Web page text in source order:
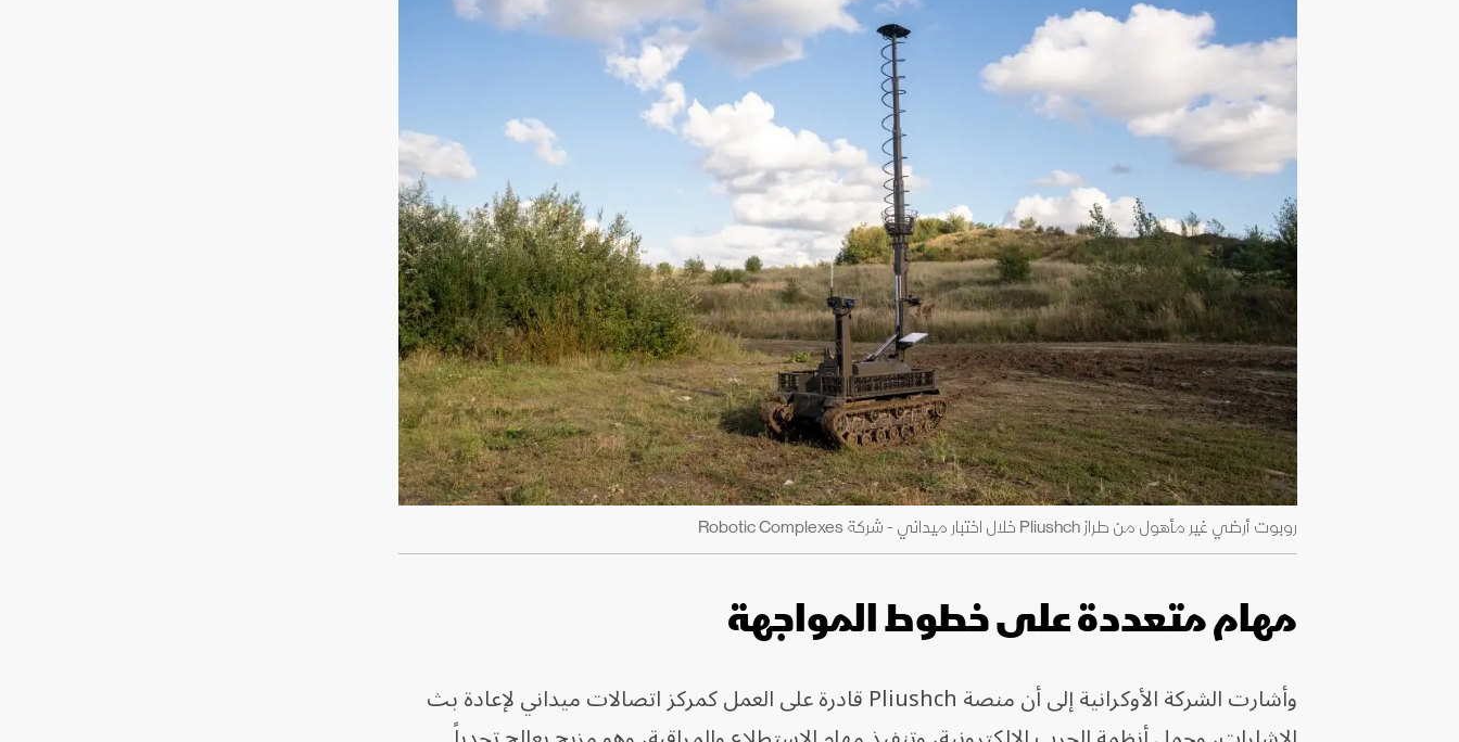
روبوت أرضي غير مأهول من طراز Pliushch خلال اختبار ميداني - شركة Robotic Complexes
مهام متعددة على خطوط المواجهة
وأشارت الشركة الأوكرانية إلى أن منصة Pliushch قادرة على العمل كمركز اتصالات ميداني لإعادة بث